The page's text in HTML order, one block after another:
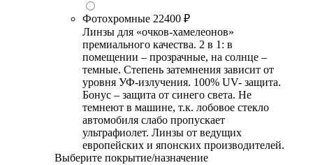
Фотохромные 22400 ₽
Линзы для «очков-хамелеонов»
премиального качества. 2 в 1: в
помещении – прозрачные, на солнце –
темные. Степень затемнения зависит от
уровня УФ-излучения. 100% UV- защита.
Бонус – защита от синего света. Не
темнеют в машине, т.к. лобовое стекло
автомобиля слабо пропускает
ультрафиолет. Линзы от ведущих
европейских и японских производителей.
Выберите покрытие/назначение